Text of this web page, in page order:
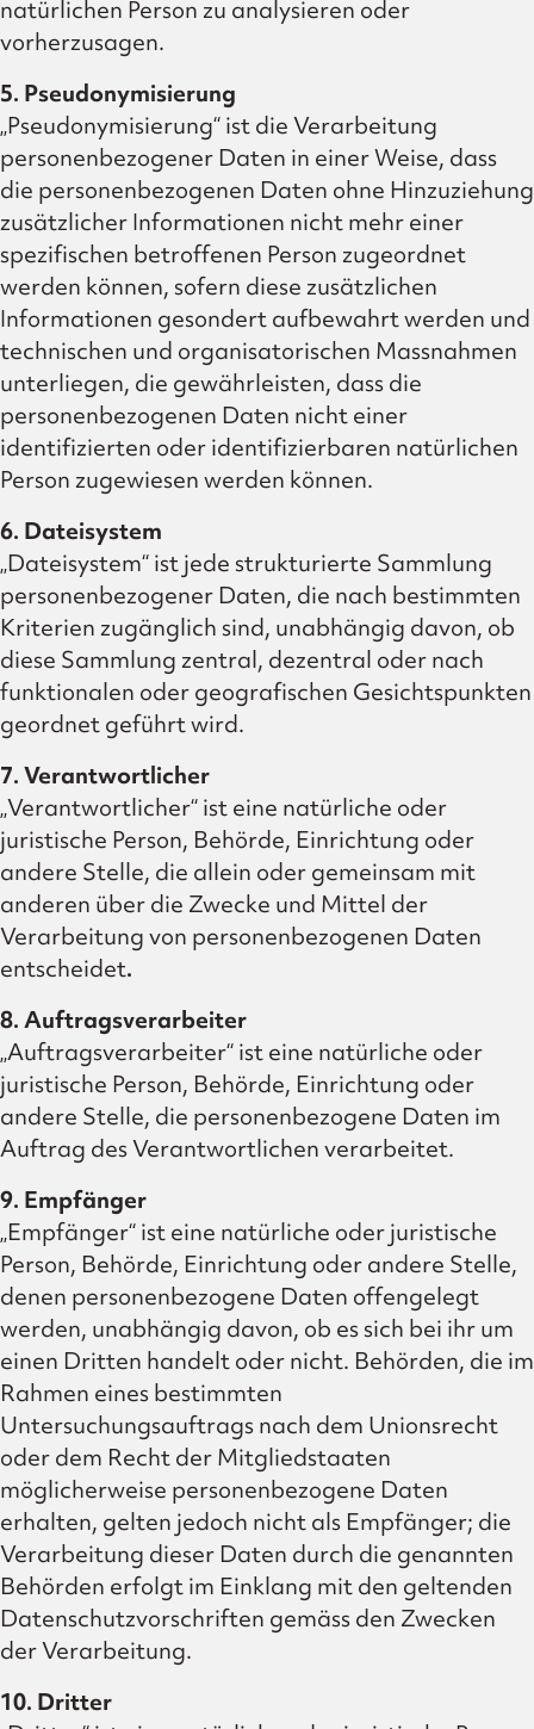
natürlichen Person zu analysieren oder
vorherzusagen.
5. Pseudonymisierung
„Pseudonymisierung“ ist die Verarbeitung
personenbezogener Daten in einer Weise, dass
die personenbezogenen Daten ohne Hinzuziehung
zusätzlicher Informationen nicht mehr einer
spezifischen betroffenen Person zugeordnet
werden können, sofern diese zusätzlichen
Informationen gesondert aufbewahrt werden und
technischen und organisatorischen Massnahmen
unterliegen, die gewährleisten, dass die
personenbezogenen Daten nicht einer
identifizierten oder identifizierbaren natürlichen
Person zugewiesen werden können.
6. Dateisystem
„Dateisystem“ ist jede strukturierte Sammlung
personenbezogener Daten, die nach bestimmten
Kriterien zugänglich sind, unabhängig davon, ob
diese Sammlung zentral, dezentral oder nach
funktionalen oder geografischen Gesichtspunkten
geordnet geführt wird.
7. Verantwortlicher
„Verantwortlicher“ ist eine natürliche oder
juristische Person, Behörde, Einrichtung oder
andere Stelle, die allein oder gemeinsam mit
anderen über die Zwecke und Mittel der
Verarbeitung von personenbezogenen Daten
entscheidet.
8. Auftragsverarbeiter
„Auftragsverarbeiter“ ist eine natürliche oder
juristische Person, Behörde, Einrichtung oder
andere Stelle, die personenbezogene Daten im
Auftrag des Verantwortlichen verarbeitet.
9. Empfänger
„Empfänger“ ist eine natürliche oder juristische
Person, Behörde, Einrichtung oder andere Stelle,
denen personenbezogene Daten offengelegt
werden, unabhängig davon, ob es sich bei ihr um
einen Dritten handelt oder nicht. Behörden, die im
Rahmen eines bestimmten
Untersuchungsauftrags nach dem Unionsrecht
oder dem Recht der Mitgliedstaaten
möglicherweise personenbezogene Daten
erhalten, gelten jedoch nicht als Empfänger; die
Verarbeitung dieser Daten durch die genannten
Behörden erfolgt im Einklang mit den geltenden
Datenschutzvorschriften gemäss den Zwecken
der Verarbeitung.
10. Dritter